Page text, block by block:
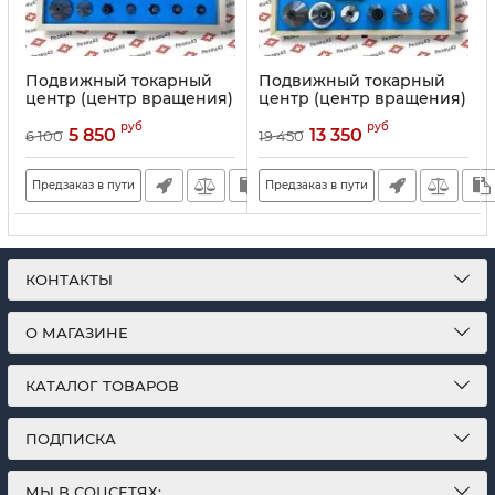
Подвижный токарный
центр (центр вращения)
с конусом Морзе 2, с
комплектом сменных
6 100 5 850 руб
Предзаказ в пути
Подвижный токарный
центр (центр вращения)
с конусом Морзе 5 с
комплектом сменных
19 450 13 350 руб
Предзаказ в пути
КОНТАКТЫ
О МАГАЗИНЕ
КАТАЛОГ ТОВАРОВ
ПОДПИСКА